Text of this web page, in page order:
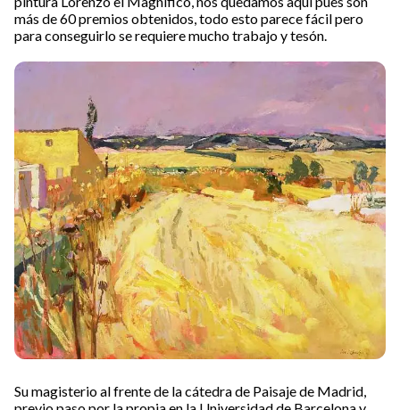
más de 60 premios obtenidos, todo esto parece fácil pero
para conseguirlo se requiere mucho trabajo y tesón.
Su magisterio al frente de la cátedra de Paisaje de Madrid,